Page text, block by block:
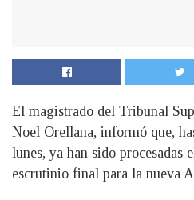
El magistrado del Tribunal
Noel Orellana, informó que,
lunes, ya han sido procesadas
escrutinio final para la nueva